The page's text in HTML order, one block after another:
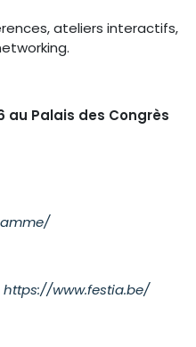
ateliers interactifs,
au Palais des Congrès
https://www.festia.be/